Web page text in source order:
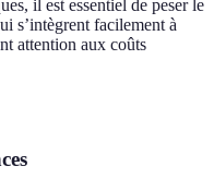
il est essentiel de peser le
s’intègrent facilement à
attention aux coûts